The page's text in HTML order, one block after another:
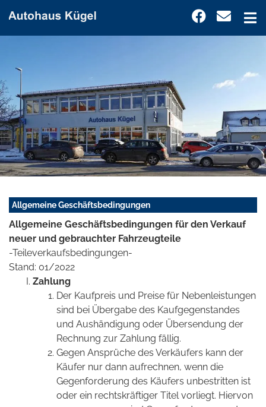
Allgemeine Geschäftsbedingungen
Allgemeine Geschäftsbedingungen für den Verkauf
neuer und gebrauchter Fahrzeugteile
-Teileverkaufsbedingungen-
Stand: 01/2022
Zahlung
Der Kaufpreis und Preise für Nebenleistungen
sind bei Übergabe des Kaufgegenstandes
und Aushändigung oder Übersendung der
Rechnung zur Zahlung fällig.
Gegen Ansprüche des Verkäufers kann der
Käufer nur dann aufrechnen, wenn die
Gegenforderung des Käufers unbestritten ist
oder ein rechtskräftiger Titel vorliegt. Hiervon